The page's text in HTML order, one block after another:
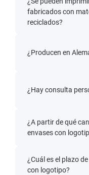
fabricados con
reciclados?
¿Producen en
¿Hay consulta
¿A partir de qué
envases con
¿Cuál es el plazo
con logotipo?